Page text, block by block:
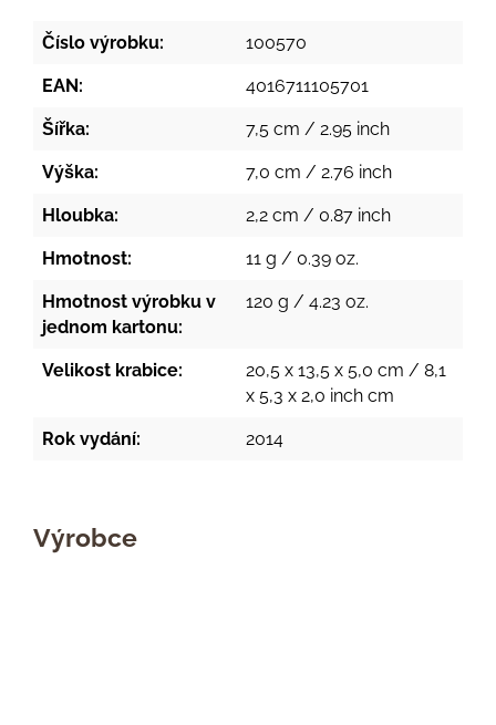
Číslo výrobku: 100570
EAN: 4016711105701
Šířka: 7,5 cm / 2.95 inch
Výška: 7,0 cm / 2.76 inch
Hloubka: 2,2 cm / 0.87 inch
Hmotnost: 11 g / 0.39 oz.
Hmotnost výrobku v
jednom kartonu:
120 g / 4.23 oz.
Velikost krabice:
20,5 x 13,5 x 5,0 cm / 8,1
x 5,3 x 2,0 inch cm
Rok vydání: 2014
Výrobce